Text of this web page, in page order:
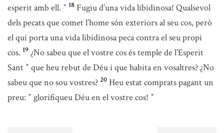
esperit amb ell. * 18 Fugiu d’una vida libidinosa! Qualsevol
dels pecats que comet l’home són exteriors al seu cos, però
el qui porta una vida libidinosa peca contra el seu propi
cos. 19 ¿No sabeu que el vostre cos és temple de l’Esperit
Sant * que heu rebut de Déu i que habita en vosaltres? ¿No
sabeu que no sou vostres? 20 Heu estat comprats pagant un
preu: * glorifiqueu Déu en el vostre cos! *